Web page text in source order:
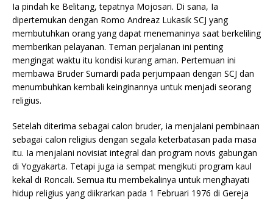
Ia pindah ke Belitang, tepatnya Mojosari. Di sana, Ia
dipertemukan dengan Romo Andreaz Lukasik SCJ yang
membutuhkan orang yang dapat menemaninya saat berkeliling
memberikan pelayanan. Teman perjalanan ini penting
mengingat waktu itu kondisi kurang aman. Pertemuan ini
membawa Bruder Sumardi pada perjumpaan dengan SCJ dan
menumbuhkan kembali keinginannya untuk menjadi seorang
religius.
Setelah diterima sebagai calon bruder, ia menjalani pembinaan
sebagai calon religius dengan segala keterbatasan pada masa
itu. Ia menjalani novisiat integral dan program novis gabungan
di Yogyakarta. Tetapi juga ia sempat mengikuti program kaul
kekal di Roncali. Semua itu membekalinya untuk menghayati
hidup religius yang diikrarkan pada 1 Februari 1976 di Gereja